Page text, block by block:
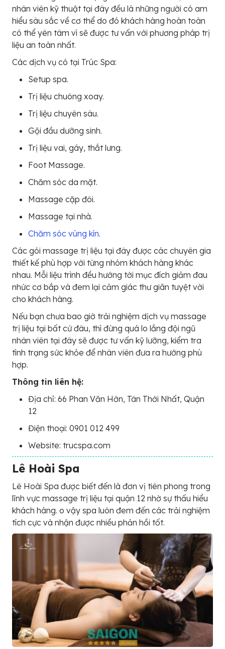
nhân viên kỹ thuật tại đây đều là những người có am
hiểu sâu sắc về cơ thể do đó khách hàng hoàn toàn
có thể yên tâm vì sẽ được tư vấn với phương pháp trị
liệu an toàn nhất.
Các dịch vụ có tại Trúc Spa:
Setup spa.
Trị liệu chuông xoay.
Trị liệu chuyên sâu.
Gội đầu dưỡng sinh.
Trị liệu vai, gáy, thắt lưng.
Foot Massage.
Chăm sóc da mặt.
Massage cặp đôi.
Massage tại nhà.
Chăm sóc vùng kín.
Các gói massage trị liệu tại đây được các chuyên gia
thiết kế phù hợp với từng nhóm khách hàng khác
nhau. Mỗi liệu trình đều hướng tới mục đích giảm đau
nhức cơ bắp và đem lại cảm giác thư giãn tuyệt vời
cho khách hàng.
Nếu bạn chưa bao giờ trải nghiệm dịch vụ massage
trị liệu tại bất cứ đâu, thì đừng quá lo lắng đội ngũ
nhân viên tại đây sẽ được tư vấn kỹ lưỡng, kiểm tra
tình trạng sức khỏe để nhân viên đưa ra hướng phù
hợp.
Thông tin liên hệ:
Địa chỉ: 66 Phan Văn Hớn, Tân Thới Nhất, Quận
12
Điện thoại: 0901 012 499
Website: trucspa.com
Lê Hoài Spa
Lê Hoài Spa được biết đến là đơn vị tiên phong trong
lĩnh vực massage trị liệu tại quận 12 nhờ sự thấu hiểu
khách hàng. o vậy spa luôn đem đến các trải nghiệm
tích cực và nhận được nhiều phản hồi tốt.